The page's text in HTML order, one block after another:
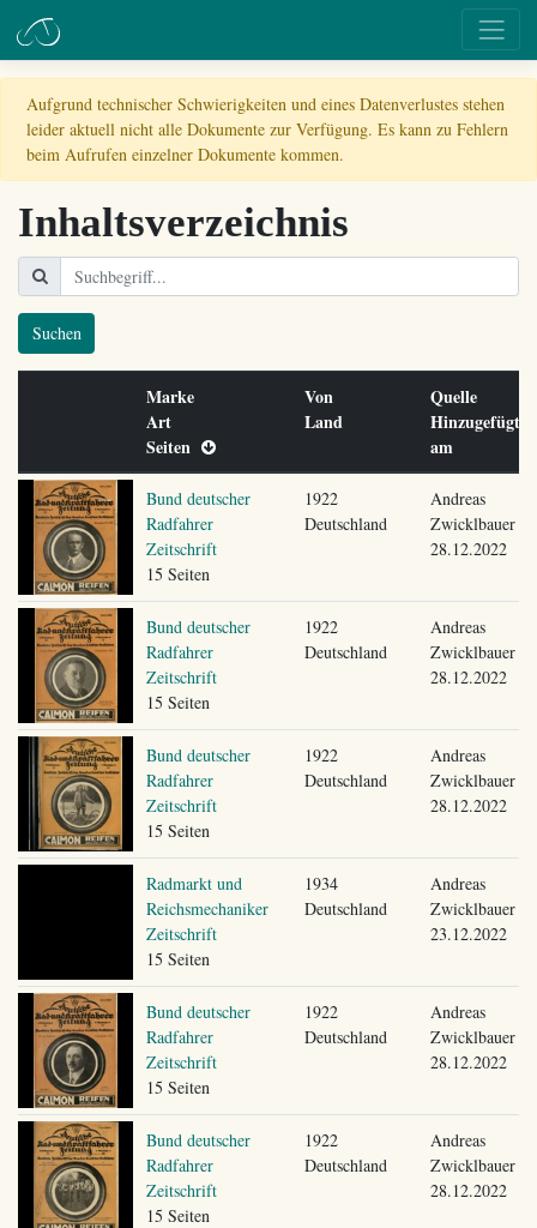
Aufgrund technischer Schwierigkeiten und eines Datenverlustes stehen
leider aktuell nicht alle Dokumente zur Verfügung. Es kann zu Fehlern
beim Aufrufen einzelner Dokumente kommen.
Inhaltsverzeichnis
Suchen
Marke
Art
Seiten
Von
Land
Quelle
Hinzugefügt
am
Bund deutscher
Radfahrer
Zeitschrift
15 Seiten
1922
Deutschland
Andreas
Zwicklbauer
28.12.2022
Bund deutscher
Radfahrer
Zeitschrift
15 Seiten
1922
Deutschland
Andreas
Zwicklbauer
28.12.2022
Bund deutscher
Radfahrer
Zeitschrift
15 Seiten
1922
Deutschland
Andreas
Zwicklbauer
28.12.2022
Radmarkt und
Reichsmechaniker
Zeitschrift
15 Seiten
1934
Deutschland
Andreas
Zwicklbauer
23.12.2022
Bund deutscher
Radfahrer
Zeitschrift
15 Seiten
1922
Deutschland
Andreas
Zwicklbauer
28.12.2022
Bund deutscher
Radfahrer
Zeitschrift
15 Seiten
1922
Deutschland
Andreas
Zwicklbauer
28.12.2022